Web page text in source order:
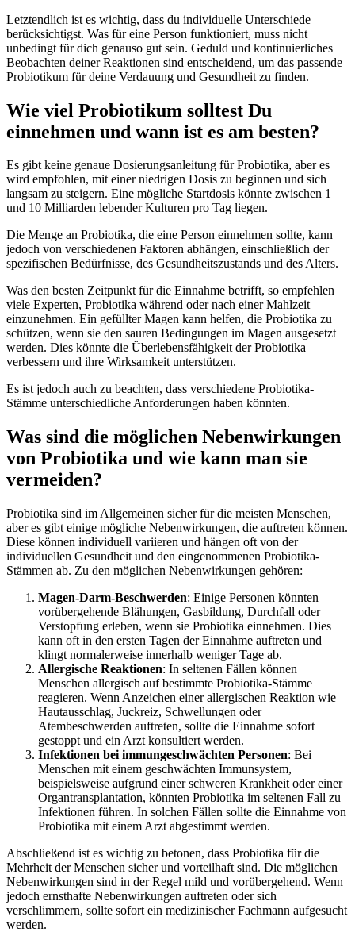
Letztendlich ist es wichtig, dass du individuelle Unterschiede
berücksichtigst. Was für eine Person funktioniert, muss nicht
unbedingt für dich genauso gut sein. Geduld und kontinuierliches
Beobachten deiner Reaktionen sind entscheidend, um das passende
Probiotikum für deine Verdauung und Gesundheit zu finden.
Wie viel Probiotikum solltest Du
einnehmen und wann ist es am besten?
Es gibt keine genaue Dosierungsanleitung für Probiotika, aber es
wird empfohlen, mit einer niedrigen Dosis zu beginnen und sich
langsam zu steigern. Eine mögliche Startdosis könnte zwischen 1
und 10 Milliarden lebender Kulturen pro Tag liegen.
Die Menge an Probiotika, die eine Person einnehmen sollte, kann
jedoch von verschiedenen Faktoren abhängen, einschließlich der
spezifischen Bedürfnisse, des Gesundheitszustands und des Alters.
Was den besten Zeitpunkt für die Einnahme betrifft, so empfehlen
viele Experten, Probiotika während oder nach einer Mahlzeit
einzunehmen. Ein gefüllter Magen kann helfen, die Probiotika zu
schützen, wenn sie den sauren Bedingungen im Magen ausgesetzt
werden. Dies könnte die Überlebensfähigkeit der Probiotika
verbessern und ihre Wirksamkeit unterstützen.
Es ist jedoch auch zu beachten, dass verschiedene Probiotika-
Stämme unterschiedliche Anforderungen haben könnten.
Was sind die möglichen Nebenwirkungen
von Probiotika und wie kann man sie
vermeiden?
Probiotika sind im Allgemeinen sicher für die meisten Menschen,
aber es gibt einige mögliche Nebenwirkungen, die auftreten können.
Diese können individuell variieren und hängen oft von der
individuellen Gesundheit und den eingenommenen Probiotika-
Stämmen ab. Zu den möglichen Nebenwirkungen gehören:
Magen-Darm-Beschwerden: Einige Personen könnten
vorübergehende Blähungen, Gasbildung, Durchfall oder
Verstopfung erleben, wenn sie Probiotika einnehmen. Dies
kann oft in den ersten Tagen der Einnahme auftreten und
klingt normalerweise innerhalb weniger Tage ab.
Allergische Reaktionen: In seltenen Fällen können
Menschen allergisch auf bestimmte Probiotika-Stämme
reagieren. Wenn Anzeichen einer allergischen Reaktion wie
Hautausschlag, Juckreiz, Schwellungen oder
Atembeschwerden auftreten, sollte die Einnahme sofort
gestoppt und ein Arzt konsultiert werden.
Infektionen bei immungeschwächten Personen: Bei
Menschen mit einem geschwächten Immunsystem,
beispielsweise aufgrund einer schweren Krankheit oder einer
Organtransplantation, könnten Probiotika im seltenen Fall zu
Infektionen führen. In solchen Fällen sollte die Einnahme von
Probiotika mit einem Arzt abgestimmt werden.
Abschließend ist es wichtig zu betonen, dass Probiotika für die
Mehrheit der Menschen sicher und vorteilhaft sind. Die möglichen
Nebenwirkungen sind in der Regel mild und vorübergehend. Wenn
jedoch ernsthafte Nebenwirkungen auftreten oder sich
verschlimmern, sollte sofort ein medizinischer Fachmann aufgesucht
werden.